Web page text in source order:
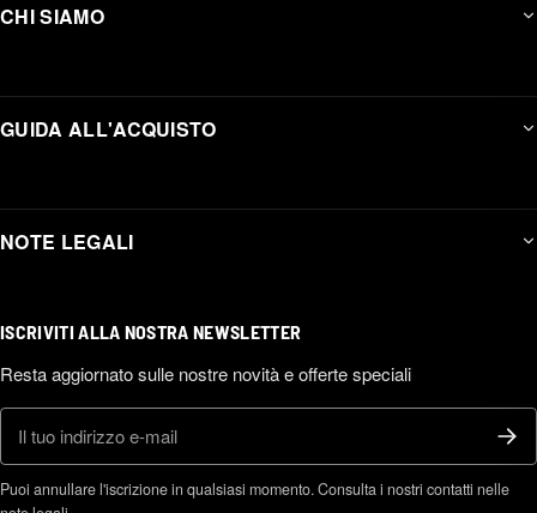
CHI SIAMO
GUIDA ALL'ACQUISTO
NOTE LEGALI
ISCRIVITI ALLA NOSTRA NEWSLETTER
Resta aggiornato sulle nostre novità e offerte speciali
Puoi annullare l'iscrizione in qualsiasi momento. Consulta i nostri contatti nelle